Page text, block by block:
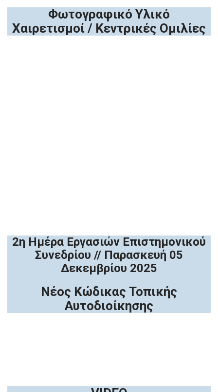
Φωτογραφικό Υλικό
Χαιρετισμοί / Κεντρικές Ομιλίες
2η Ημέρα Εργασιών Επιστημονικού
Συνεδρίου // Παρασκευή 05
Δεκεμβρίου 2025
Νέος Κώδικας Τοπικής
Αυτοδιοίκησης